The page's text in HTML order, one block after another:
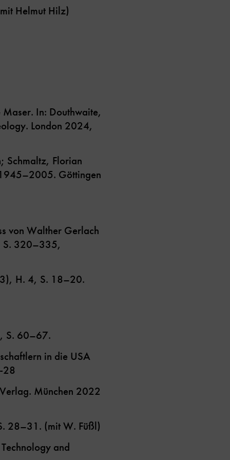
Helmut Hilz)
In: Douthwaite,
London 2024,
Schmaltz, Florian
Göttingen
von Walther Gerlach
S. 320–335,
H. 4, S. 18–20.
S. 60–67.
in die USA
28
München 2022
28–31. (mit W. Füßl)
and